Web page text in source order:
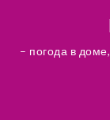
– погода в